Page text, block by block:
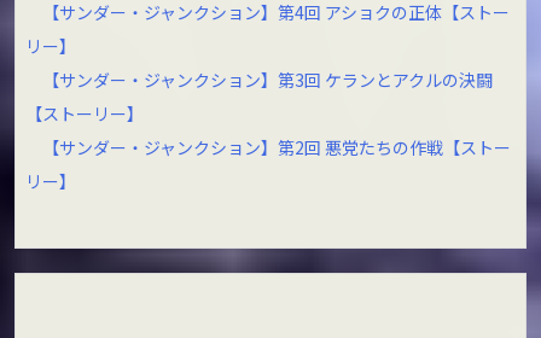
【サンダー・ジャンクション】第4回 アショクの正体【ストー
リー】
【サンダー・ジャンクション】第3回 ケランとアクルの決闘
【ストーリー】
【サンダー・ジャンクション】第2回 悪党たちの作戦【ストー
リー】